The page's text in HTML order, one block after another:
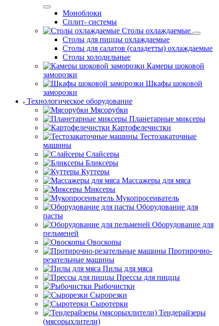
Моноблоки
Сплит- системы
Столы охлаждаемые
Столы для пиццы охлаждаемые
Столы для салатов (саладетты) охлаждаемые
Столы холодильные
Камеры шоковой
заморозки
Шкафы шоковой
заморозки
Технологическое оборудование
Мясорубки
Планетарные миксеры
Картофелечистки
Тестозакаточные
машины
Слайсеры
Бликсеры
Куттеры
Массажеры для мяса
Миксеры
Мукопросеиватель
Оборудование для
пасты
Оборудование для
пельменей
Овоскопы
Протирочно-
резательные машины
Пилы для мяса
Прессы для пиццы
Рыбочистки
Сырорезки
Сыротерки
Тендерайзеры
(мясорыхлители)